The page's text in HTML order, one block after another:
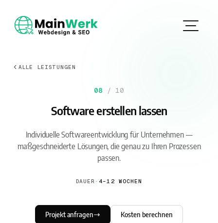
ALLE LEISTUNGEN
08 / 10
Software erstellen lassen
Individuelle Softwareentwicklung für Unternehmen —
maßgeschneiderte Lösungen, die genau zu Ihren Prozessen
passen.
DAUER · 4–12 WOCHEN
Projekt anfragen Kosten berechnen